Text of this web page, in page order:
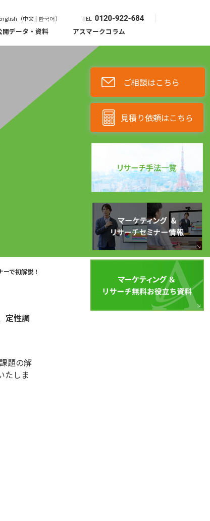
（中文 | 한국어） TEL
開データ・資料 アスマークコラム
見積り依頼はこちら
ご相談はこちら
で初解説！
定性調
題の解
たしま